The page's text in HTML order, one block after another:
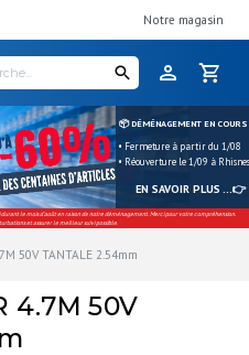
Notre magasin
📦 DÉMÉNAGEMENT EN COURS
• Fermeture à partir du 1/08
• Réouverture le 1/09 à
EN SAVOIR PLUS ...👉
le mois d'août en raison de notre déménagement. Merci pour votre compréhension.
et assurer le meilleur suivi possible.
50V TANTALE 2.54mm
4.7M 50V